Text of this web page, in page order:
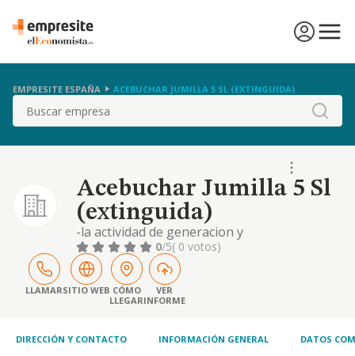
EMPRESITE ESPAÑA ACEBUCHAR JUMILLA 5 SL (EXTINGUIDA)
Buscar
Acebuchar Jumilla 5 Sl
(extinguida)
-la actividad de generacion y
comercializacion de energia electrica en los
terminos previstos en la ley 54/1997 de 27
de noviembre del sector electrico. - las
actividades de transporte y distribucion de
energia electrica
0/5( 0 votos)
LLAMARSITIO WEB CÓMO
LLEGAR
VER
INFORME
DIRECCIÓN Y CONTACTO INFORMACIÓN GENERAL DATOS